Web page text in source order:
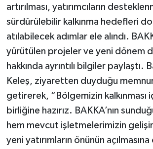
artırılması, yatırımcıların
sürdürülebilir kalkınma hedefleri
atılabilecek adımlar ele alındı.
yürütülen projeler ve yeni dönem
hakkında ayrıntılı bilgiler paylaştı.
Keleş, ziyaretten duyduğu
getirerek, “Bölgemizin kalkınması
birliğine hazırız. BAKKA’nın
hem mevcut işletmelerimizin
yeni yatırımların önünün